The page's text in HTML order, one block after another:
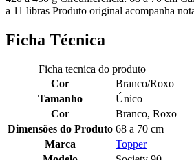
a 11 libras Produto original acompanha
Ficha Técnica
Ficha tecnica do produto
Cor
Branco/Roxo
Tamanho
Único
Cor
Branco, Roxo
Dimensões do Produto 68 a 70 cm
Marca
Topper